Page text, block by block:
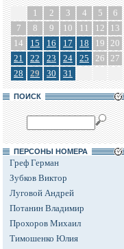
1 2 3 4 5
6
7
8 9 10 11 12
13
14
15 16 17 18 19 20
21
22 23 24 25 26 27
28
29 30 31
ПОИСК
ПЕРСОНЫ НОМЕРА
Греф Герман
Зубков Виктор
Луговой Андрей
Потанин Владимир
Прохоров Михаил
Тимошенко Юлия